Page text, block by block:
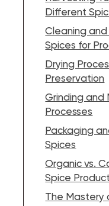
Different
Cleaning
Spices for
Drying
Preservation
Grinding and
Processes
Packaging
Spices
Organic vs.
Spice
The Mastery